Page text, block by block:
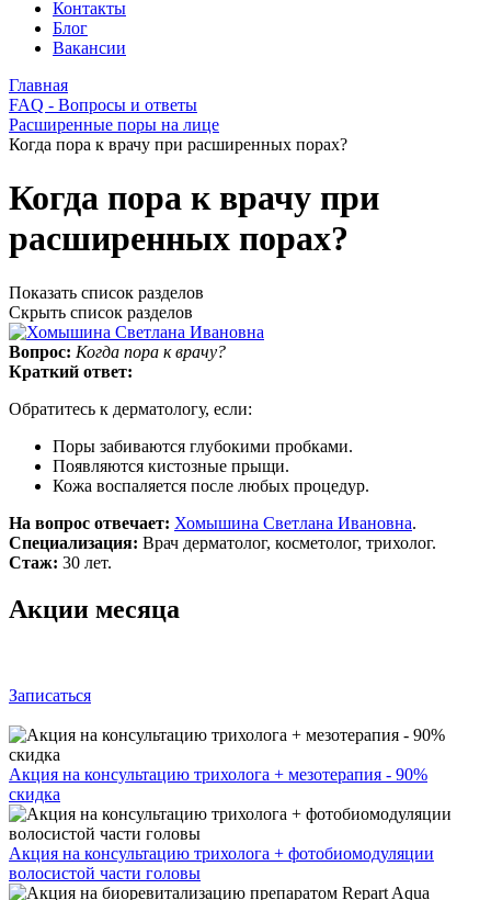
Контакты
Блог
Вакансии
Главная
FAQ - Вопросы и ответы
Расширенные поры на лице
Когда пора к врачу при расширенных порах?
Когда пора к врачу при
расширенных порах?
Показать список разделов
Скрыть список разделов
Вопрос: Когда пора к врачу?
Краткий ответ:
Обратитесь к дерматологу, если:
Поры забиваются глубокими пробками.
Появляются кистозные прыщи.
Кожа воспаляется после любых процедур.
На вопрос отвечает: Хомышина Светлана Ивановна.
Специализация: Врач дерматолог, косметолог, трихолог.
Стаж: 30 лет.
Акции месяца
Записаться
Акция на консультацию трихолога + мезотерапия - 90%
скидка
Акция на консультацию трихолога + фотобиомодуляции
волосистой части головы